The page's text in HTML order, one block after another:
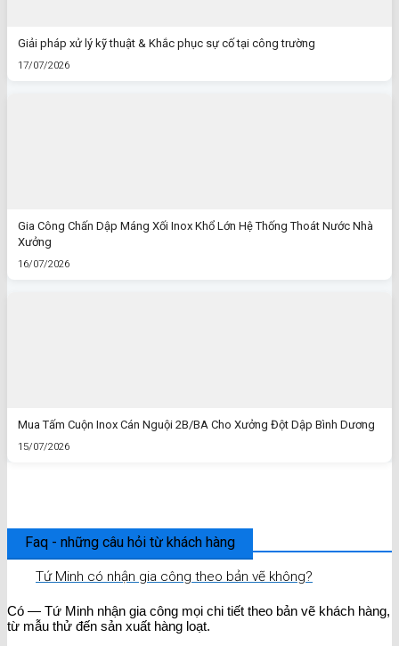
Giải pháp xử lý kỹ thuật & Khắc phục sự cố tại công trường
17/07/2026
Gia Công Chấn Dập Máng Xối Inox Khổ Lớn Hệ Thống Thoát Nước Nhà
Xưởng
16/07/2026
Mua Tấm Cuộn Inox Cán Nguội 2B/BA Cho Xưởng Đột Dập Bình Dương
15/07/2026
Faq - những câu hỏi từ khách hàng
Tứ Minh có nhận gia công theo bản vẽ không?
Có — Tứ Minh nhận gia công mọi chi tiết theo bản vẽ khách hàng,
từ mẫu thử đến sản xuất hàng loạt.